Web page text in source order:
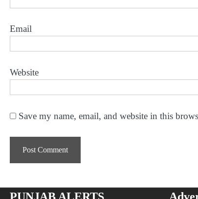
Email
Website
Save my name, email, and website in this
PUNJAB ALERTS